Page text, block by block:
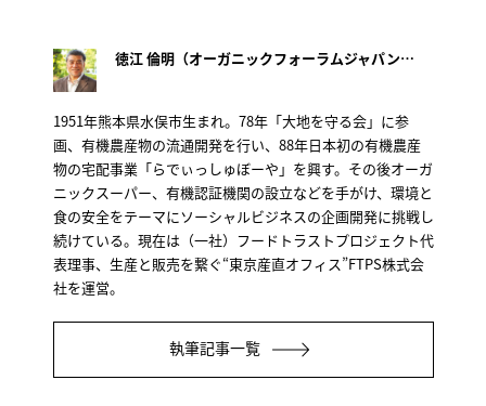
徳江 倫明（オーガニックフォーラムジャパン会長）
1951年熊本県水俣市生まれ。78年「大地を守る会」に参
画、有機農産物の流通開発を行い、88年日本初の有機農産
物の宅配事業「らでぃっしゅぼーや」を興す。その後オーガ
ニックスーパー、有機認証機関の設立などを手がけ、環境と
食の安全をテーマにソーシャルビジネスの企画開発に挑戦し
続けている。現在は（一社）フードトラストプロジェクト代
表理事、生産と販売を繋ぐ“東京産直オフィス”FTPS株式会
社を運営。
執筆記事一覧